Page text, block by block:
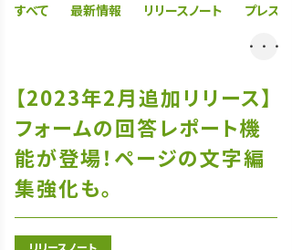
すべて 最新情報 リリースノート プレスリ
・・・
【2023年2月追加リリース】
フォームの回答レポート機
能が登場！ページの文字編
集強化も。
リリースノート